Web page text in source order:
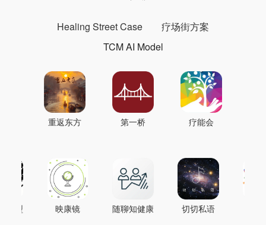
Healing Street Case
疗场街方案
TCM AI Model
重返东方 第一桥 疗能会
模型 映康镜 随聊知健康 切切私语